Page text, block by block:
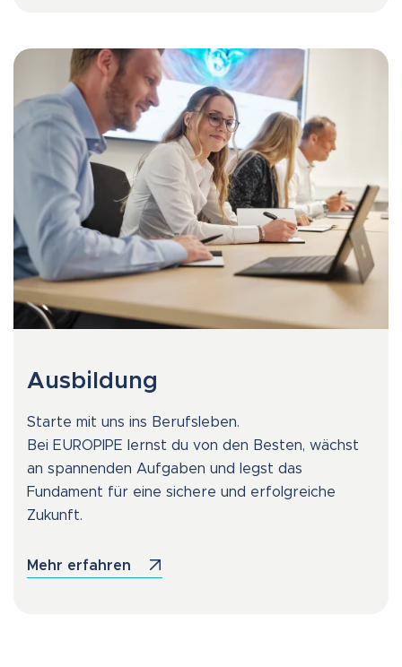
Ausbildung
Starte mit uns ins Berufsleben.
Bei EUROPIPE lernst du von den Besten, wächst
an spannenden Aufgaben und legst das
Fundament für eine sichere und erfolgreiche
Zukunft.
Mehr erfahren